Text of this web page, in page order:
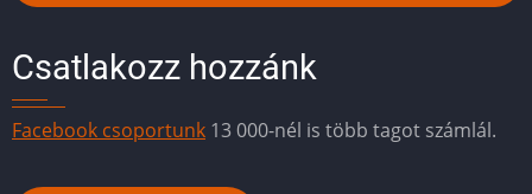
Csatlakozz hozzánk
Facebook csoportunk 13 000-nél is több tagot számlál.